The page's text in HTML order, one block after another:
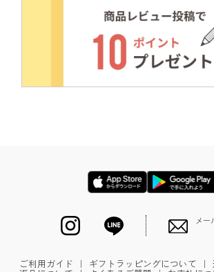
メー
ご利用ガイド ｜ ギフトラッピングについて ｜